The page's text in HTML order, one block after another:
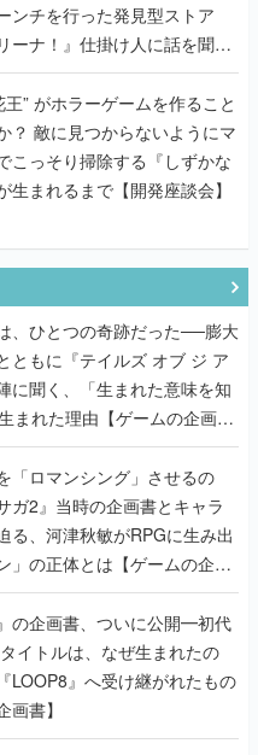
ンチを行った発見型ストア
ーナ！』仕掛け人に話を聞い
王” がホラーゲームを作ること
うにマ
こっそり掃除する『しずかな
生まれるまで【開発座談会】
、ひとつの奇跡だった──膨大
ともに『テイルズ オブ ジ ア
に聞く、「生まれた意味を知
まれた理由【ゲームの企画
「ロマンシング」させるの
ガ2』当時の企画書とキャラ
る、河津秋敏がRPGに生み出
」の正体とは【ゲームの企画
の企画書、ついに公開━初代
イトルは、なぜ生まれたの
LOOP8』へ受け継がれたもの
画書】